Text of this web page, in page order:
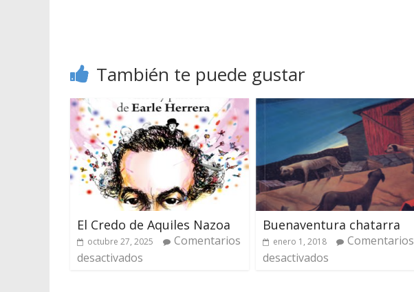
También te puede gustar
El Credo de Aquiles Nazoa
octubre 27, 2025
Comentarios
desactivados
Buenaventura chatarra
enero 1, 2018
Comentarios
desactivados